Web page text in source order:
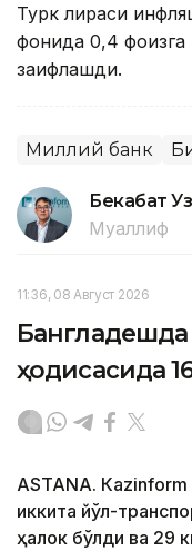
Турк лираси
фонида 0,4 фоизга
заифлашди.
Миллий банк
Бекабат
Муаллиф
11:36, 08 Август 2026
ҳодисасида
ASTANА.
иккита йўл-
ҳалок бўлди ва 29